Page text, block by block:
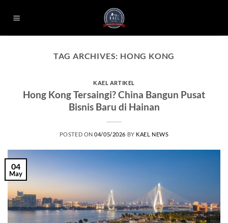
TAG ARCHIVES: HONG KONG
KAEL ARTIKEL
Hong Kong Tersaingi? China Bangun Pusat
Bisnis Baru di Hainan
POSTED ON04/05/2026 BY KAEL NEWS
04
May